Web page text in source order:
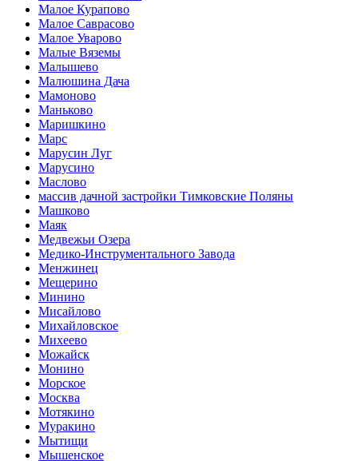
Малое Курапово
Малое Саврасово
Малое Уварово
Малые Вяземы
Малышево
Малюшина Дача
Мамоново
Маньково
Маришкино
Марс
Марусин Луг
Марусино
Маслово
массив дачной застройки Тимковские Поляны
Машково
Маяк
Медвежьи Озера
Медико-Инструментального Завода
Менжинец
Мещерино
Минино
Мисайлово
Михайловское
Михеево
Можайск
Монино
Морское
Москва
Мотякино
Муракино
Мытищи
Мышенское